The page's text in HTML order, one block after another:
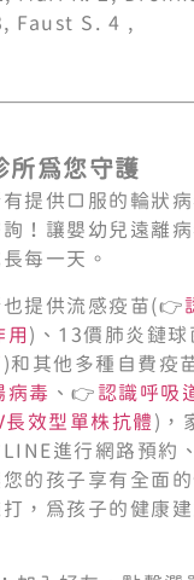
Faust S. 4 ,
所為您守護
提供口服的輪狀
！讓嬰幼兒遠離
每一天。
提供流感疫苗(👉
用 )、13價肺炎鏈
)和其他多種自費疫
病毒 、👉認識呼吸
長效型單株抗體 )，
進行網路預約
的孩子享有全面
，為孩子的健康